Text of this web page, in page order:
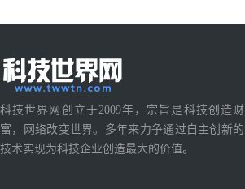
科技世界网创立于2009年，宗旨是科技创造财
富，网络改变世界。多年来力争通过自主创新的
技术实现为科技企业创造最大的价值。